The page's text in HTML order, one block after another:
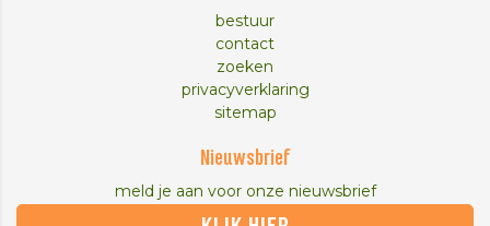
bestuur
contact
zoeken
privacyverklaring
sitemap
Nieuwsbrief
meld je aan voor onze nieuwsbrief